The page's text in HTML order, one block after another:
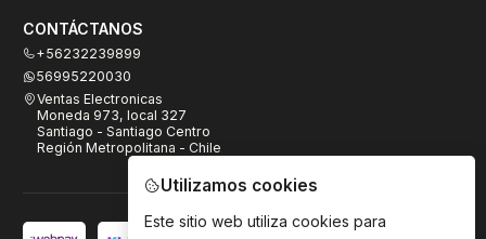
CONTÁCTANOS
+56232239899
56995220030
Ventas Electronicas
Moneda 973, local 327
Santiago - Santiago Centro
Región Metropolitana - Chile
Utilizamos cookies
Este sitio web utiliza cookies para